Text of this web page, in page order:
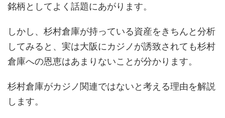
銘柄としてよく話題にあがります。
しかし、杉村倉庫が持っている資産をきちんと分析
してみると、実は大阪にカジノが誘致されても杉村
倉庫への恩恵はあまりないことが分かります。
杉村倉庫がカジノ関連ではないと考える理由を解説
します。